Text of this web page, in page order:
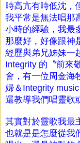
時高亢有時低沈，
我平常是無法唱那
小時的經驗，我最
那麼好，好像跟神
經歷與弟兄姊妹一
Integrity 的〝前來
會，有一位周金海
婦＆Integrity
還教導我們唱靈歌
其實對於靈歌我最
也就是是怎麼從我